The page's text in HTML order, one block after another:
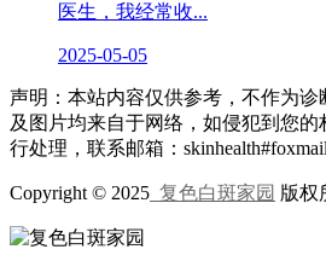
医生，我经常收...
2025-05-05
声明：本站内容仅供参考，不作为
及图片均来自于网络，如侵犯到您
行处理，联系邮箱：
Copyright © 2025 复色白斑家园 版权